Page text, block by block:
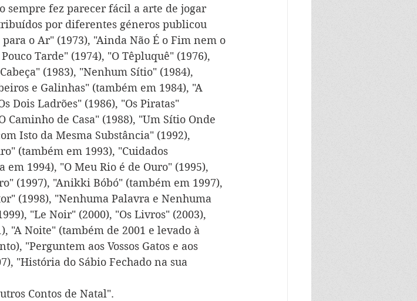
sempre fez parecer fácil a arte de jogar
por diferentes géneros publicou
o Ar" (1973), "Ainda Não É o Fim nem o
Tarde" (1974), "O Têpluquê" (1976),
(1983), "Nenhum Sítio" (1984),
e Galinhas" (também em 1984), "A
Dois Ladrões" (1986), "Os Piratas"
Caminho de Casa" (1988), "Um Sítio Onde
Isto da Mesma Substância" (1992),
(também em 1993), "Cuidados
1994), "O Meu Rio é de Ouro" (1995),
(1997), "Anikki Bóbó" (também em 1997),
(1998), "Nenhuma Palavra e Nenhuma
"Le Noir" (2000), "Os Livros" (2003),
"A Noite" (também de 2001 e levado à
"Perguntem aos Vossos Gatos e aos
"História do Sábio Fechado na sua
Contos de Natal".